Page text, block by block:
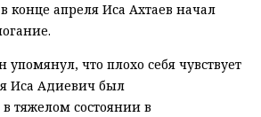
конце апреля Иса Ахтаев начал
упомянул, что плохо себя чувствует
Иса Адиевич был
тяжелом состоянии в